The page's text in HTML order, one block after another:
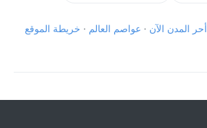
أحر المدن الآن · عواصم العالم · خريطة الموقع